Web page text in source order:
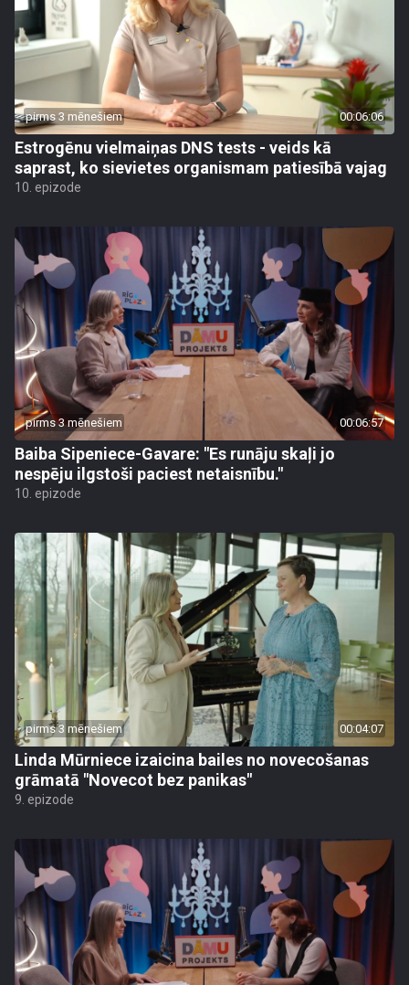
pirms 3 mēnešiem 00:06:06
Estrogēnu vielmaiņas DNS tests - veids kā
saprast, ko sievietes organismam patiesībā vajag
10. epizode
pirms 3 mēnešiem 00:06:57
Baiba Sipeniece-Gavare: "Es runāju skaļi jo
nespēju ilgstoši paciest netaisnību."
10. epizode
pirms 3 mēnešiem 00:04:07
Linda Mūrniece izaicina bailes no novecošanas
grāmatā "Novecot bez panikas"
9. epizode